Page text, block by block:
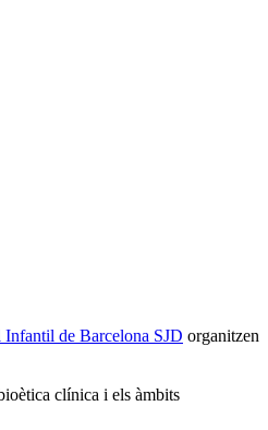
Infantil de Barcelona SJD organitzen
clínica i els àmbits